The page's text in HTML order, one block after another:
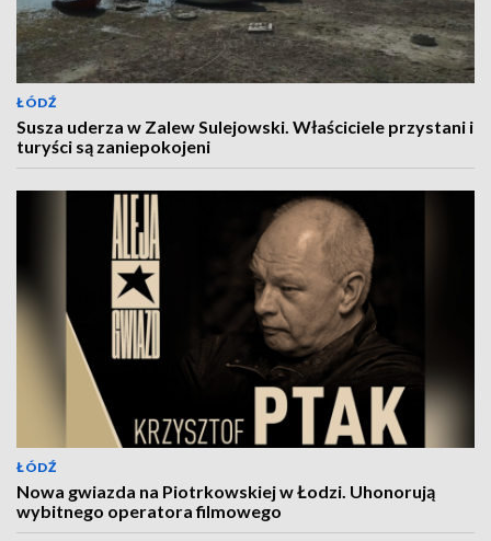
ŁÓDŹ
Susza uderza w Zalew Sulejowski. Właściciele przystani i
turyści są zaniepokojeni
ŁÓDŹ
Nowa gwiazda na Piotrkowskiej w Łodzi. Uhonorują
wybitnego operatora filmowego